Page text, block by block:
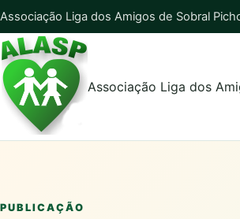
Associação Liga dos Amigos de Sobral
Associação Liga dos
PUBLICAÇÃO